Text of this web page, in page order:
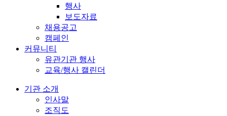
행사
보도자료
채용공고
캠페인
커뮤니티
유관기관 행사
교육/행사 캘린더
기관 소개
인사말
조직도